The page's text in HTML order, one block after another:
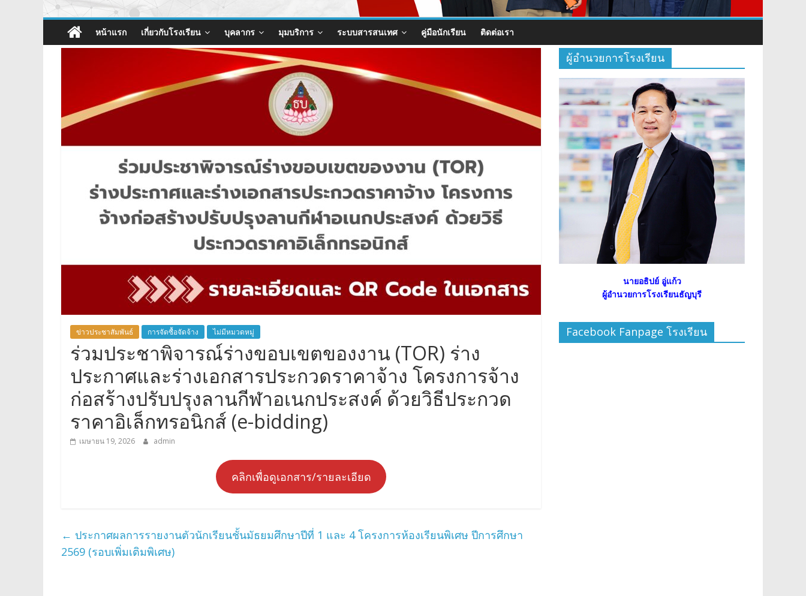
หน้าแรก เกี่ยวกับโรงเรียน บุคลากร มุมบริการ ระบบสารสนเทศ คู่มือนักเรียน ติดต่อเรา
ข่าวประชาสัมพันธ์ การจัดซื้อจัดจ้าง ไม่มีหมวดหมู่
ร่วมประชาพิจารณ์ร่างขอบเขตของงาน (TOR) ร่าง
ประกาศและร่างเอกสารประกวดราคาจ้าง โครงการจ้าง
ก่อสร้างปรับปรุงลานกีฬาอเนกประสงค์ ด้วยวิธีประกวด
ราคาอิเล็กทรอนิกส์ (e-bidding)
เมษายน 19, 2026 admin
คลิกเพื่อดูเอกสาร/รายละเอียด
← ประกาศผลการรายงานตัวนักเรียนชั้นมัธยมศึกษาปีที่ 1 และ 4 โครงการห้องเรียนพิเศษ ปีการศึกษา
2569 (รอบเพิ่มเติมพิเศษ)
ผู้อำนวยการโรงเรียน
นายอธิปย์ อู่แก้ว
ผู้อำนวยการโรงเรียนธัญบุรี
Facebook Fanpage โรงเรียน